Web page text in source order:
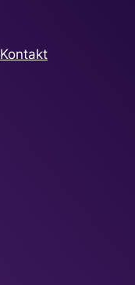
Kontakt